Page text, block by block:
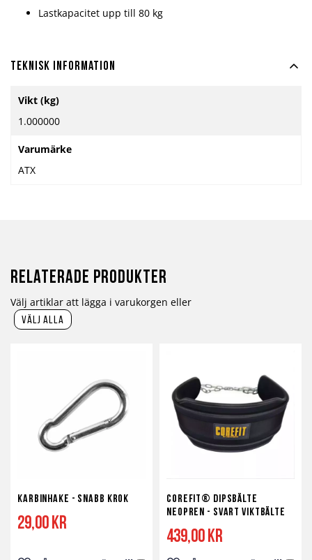
Lastkapacitet upp till 80 kg
Teknisk information
information
Vikt (kg)
1.000000
Varumärke
ATX
Relaterade produkter
Välj artiklar att lägga i varukorgen eller
välj alla
Karbinhake - Snabb Krok
29,00 kr
Corefit® Dipsbälte
Neopren - svart viktbälte
439,00 kr